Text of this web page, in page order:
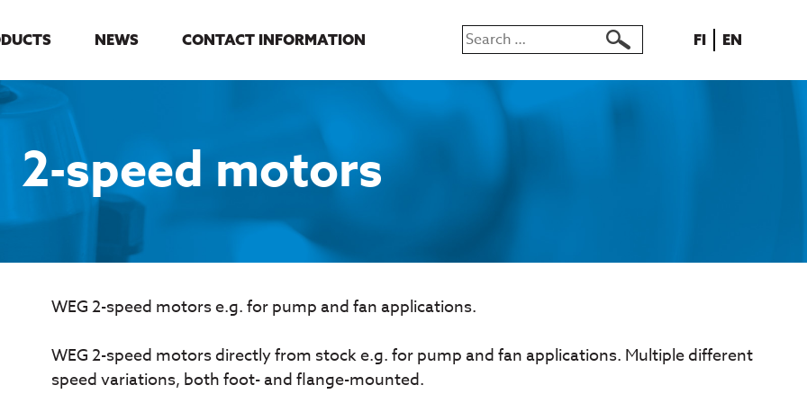
NEWS CONTACT INFORMATION
Search
for:
SUOMI
FI ENGLISH
EN
2-speed motors
WEG 2-speed motors e.g. for pump and fan applications.
WEG 2-speed motors directly from stock e.g. for pump and fan applications. Multiple different
speed variations, both foot- and flange-mounted.